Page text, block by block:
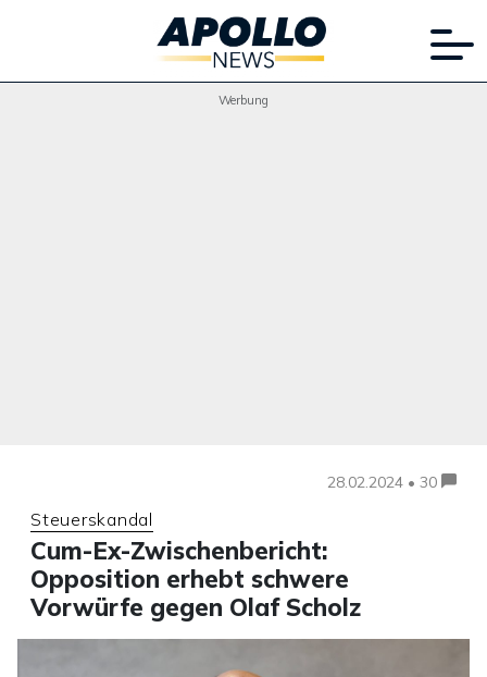
Werbung
28.02.2024 • 30
Steuerskandal
Cum-Ex-Zwischenbericht:
Opposition erhebt schwere
Vorwürfe gegen Olaf Scholz